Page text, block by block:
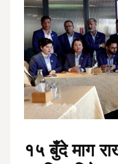
१५ बुँदे माग